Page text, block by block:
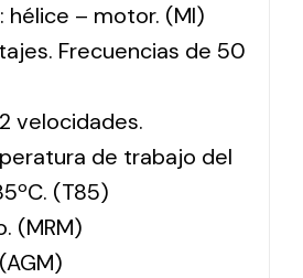
hélice – motor. (MI)
Frecuencias de 50
velocidades.
de trabajo del
(T85)
(MRM)